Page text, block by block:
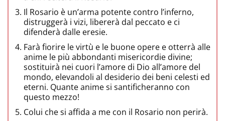
Il Rosario è un’arma potente contro l’inferno,
distruggerà i vizi, libererà dal peccato e ci
difenderà dalle eresie.
Farà fiorire le virtù e le buone opere e otterrà alle
anime le più abbondanti misericordie divine;
sostituirà nei cuori l’amore di Dio all’amore del
mondo, elevandoli al desiderio dei beni celesti ed
eterni. Quante anime si santificheranno con
questo mezzo!
Colui che si affida a me con il Rosario non perirà.